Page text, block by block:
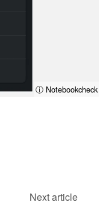
ⓘ Notebookcheck
Next article